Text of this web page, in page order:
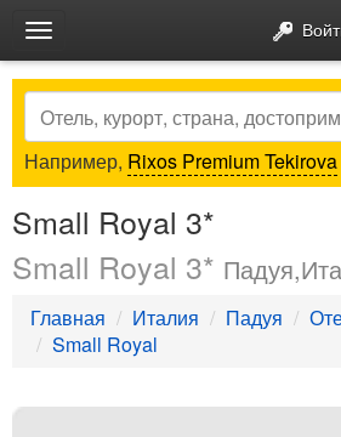
Toggle
navigation
Search
Например, Rixos Premium Tekirova
Small Royal 3*
Small Royal 3*
Главная Италия Падуя
Small Royal